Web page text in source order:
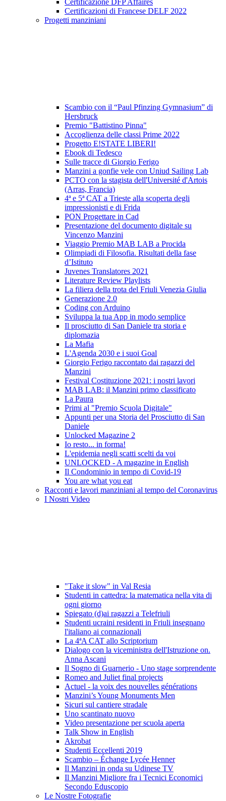
Certificazione DFP Affaires
Certificazioni di Francese DELF 2022
Progetti manziniani
Scambio con il “Paul Pfinzing Gymnasium” di
Hersbruck
Premio "Battistino Pinna"
Accoglienza delle classi Prime 2022
Progetto E!STATE LIBERI!
Ebook di Tedesco
Sulle tracce di Giorgio Ferigo
Manzini a gonfie vele con Uniud Sailing Lab
PCTO con la stagista dell'Université d'Artois
(Arras, Francia)
4ª e 5ª CAT a Trieste alla scoperta degli
impressionisti e di Frida
PON Progettare in Cad
Presentazione del documento digitale su
Vincenzo Manzini
Viaggio Premio MAB LAB a Procida
Olimpiadi di Filosofia. Risultati della fase
d’Istituto
Juvenes Translatores 2021
Literature Review Playlists
La filiera della trota del Friuli Venezia Giulia
Generazione 2.0
Coding con Arduino
Sviluppa la tua App in modo semplice
Il prosciutto di San Daniele tra storia e
diplomazia
La Mafia
L'Agenda 2030 e i suoi Goal
Giorgio Ferigo raccontato dai ragazzi del
Manzini
Festival Costituzione 2021: i nostri lavori
MAB LAB: il Manzini primo classificato
La Paura
Primi al "Premio Scuola Digitale"
Appunti per una Storia del Prosciutto di San
Daniele
Unlocked Magazine 2
Io resto... in forma!
L'epidemia negli scatti scelti da voi
UNLOCKED - A magazine in English
Il Condominio in tempo di Covid-19
You are what you eat
Racconti e lavori manziniani al tempo del Coronavirus
I Nostri Video
"Take it slow" in Val Resia
Studenti in cattedra: la matematica nella vita di
ogni giorno
Spiegato (d)ai ragazzi a Telefriuli
Studenti ucraini residenti in Friuli insegnano
l'italiano ai connazionali
La 4ªA CAT allo Scriptorium
Dialogo con la viceministra dell'Istruzione on.
Anna Ascani
Il Sogno di Guarnerio - Uno stage sorprendente
Romeo and Juliet final projects
Actuel - la voix des nouvelles générations
Manzini’s Young Monuments Men
Sicuri sul cantiere stradale
Uno scantinato nuovo
Video presentazione per scuola aperta
Talk Show in English
Akrobat
Studenti Eccellenti 2019
Scambio – Échange Lycée Henner
Il Manzini in onda su Udinese TV
Il Manzini Migliore fra i Tecnici Economici
Secondo Eduscopio
Le Nostre Fotografie